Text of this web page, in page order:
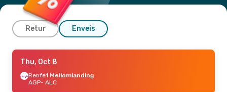
Retur Enveis
Fri, Sep 18
Renfe1 Mellomlanding
AGP- ALC
Thu, Oct 8
Renfe1 Mellomlanding
AGP- ALC